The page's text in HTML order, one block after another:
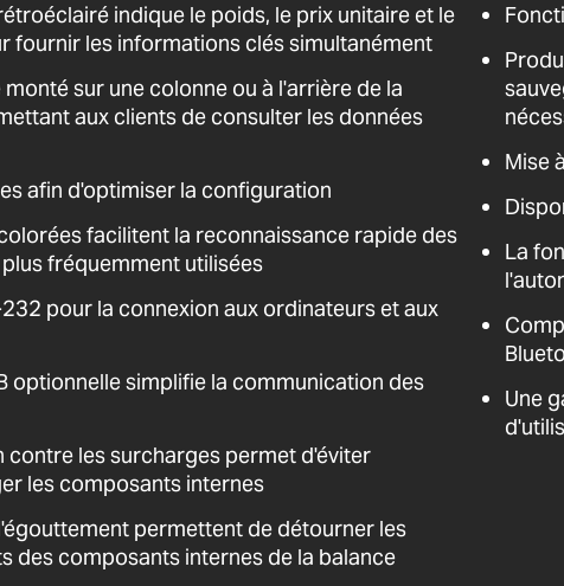
indique le poids, le prix unitaire et le
fournir les informations clés simultanément
sur une colonne ou à l'arrière de la
aux clients de consulter les données
afin d'optimiser la configuration
facilitent la reconnaissance rapide des
fréquemment utilisées
pour la connexion aux ordinateurs et aux
optionnelle simplifie la communication des
contre les surcharges permet d'éviter
les composants internes
permettent de détourner les
des composants internes de la balance
Mise
La
Une